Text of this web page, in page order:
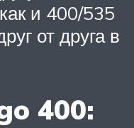
и 400/535
от друга в
400: